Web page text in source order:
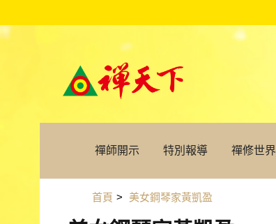
禪師開示 特別報導 禪修世界
首頁 > 美女鋼琴家黃凱盈